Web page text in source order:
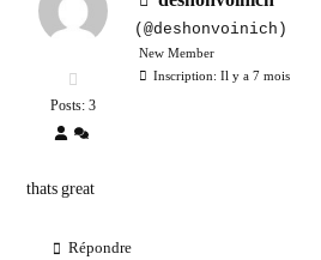
Posts: 3
(@deshonvoinich)
New Member
Inscription: Il y a 7 mois
thats great
Répondre